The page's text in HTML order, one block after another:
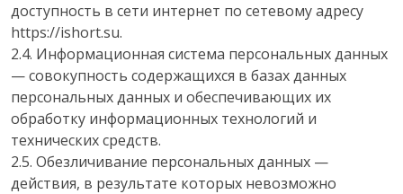
доступность в сети интернет по сетевому адресу
https://ishort.su.
2.4. Информационная система персональных данных
— совокупность содержащихся в базах данных
персональных данных и обеспечивающих их
обработку информационных технологий и
технических средств.
2.5. Обезличивание персональных данных —
действия, в результате которых невозможно